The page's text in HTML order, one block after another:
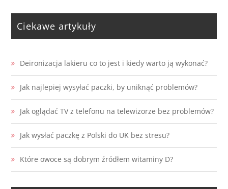
Ciekawe artykuły
Deironizacja lakieru co to jest i kiedy warto ją wykonać?
Jak najlepiej wysyłać paczki, by uniknąć problemów?
Jak oglądać TV z telefonu na telewizorze bez problemów?
Jak wysłać paczkę z Polski do UK bez stresu?
Które owoce są dobrym źródłem witaminy D?